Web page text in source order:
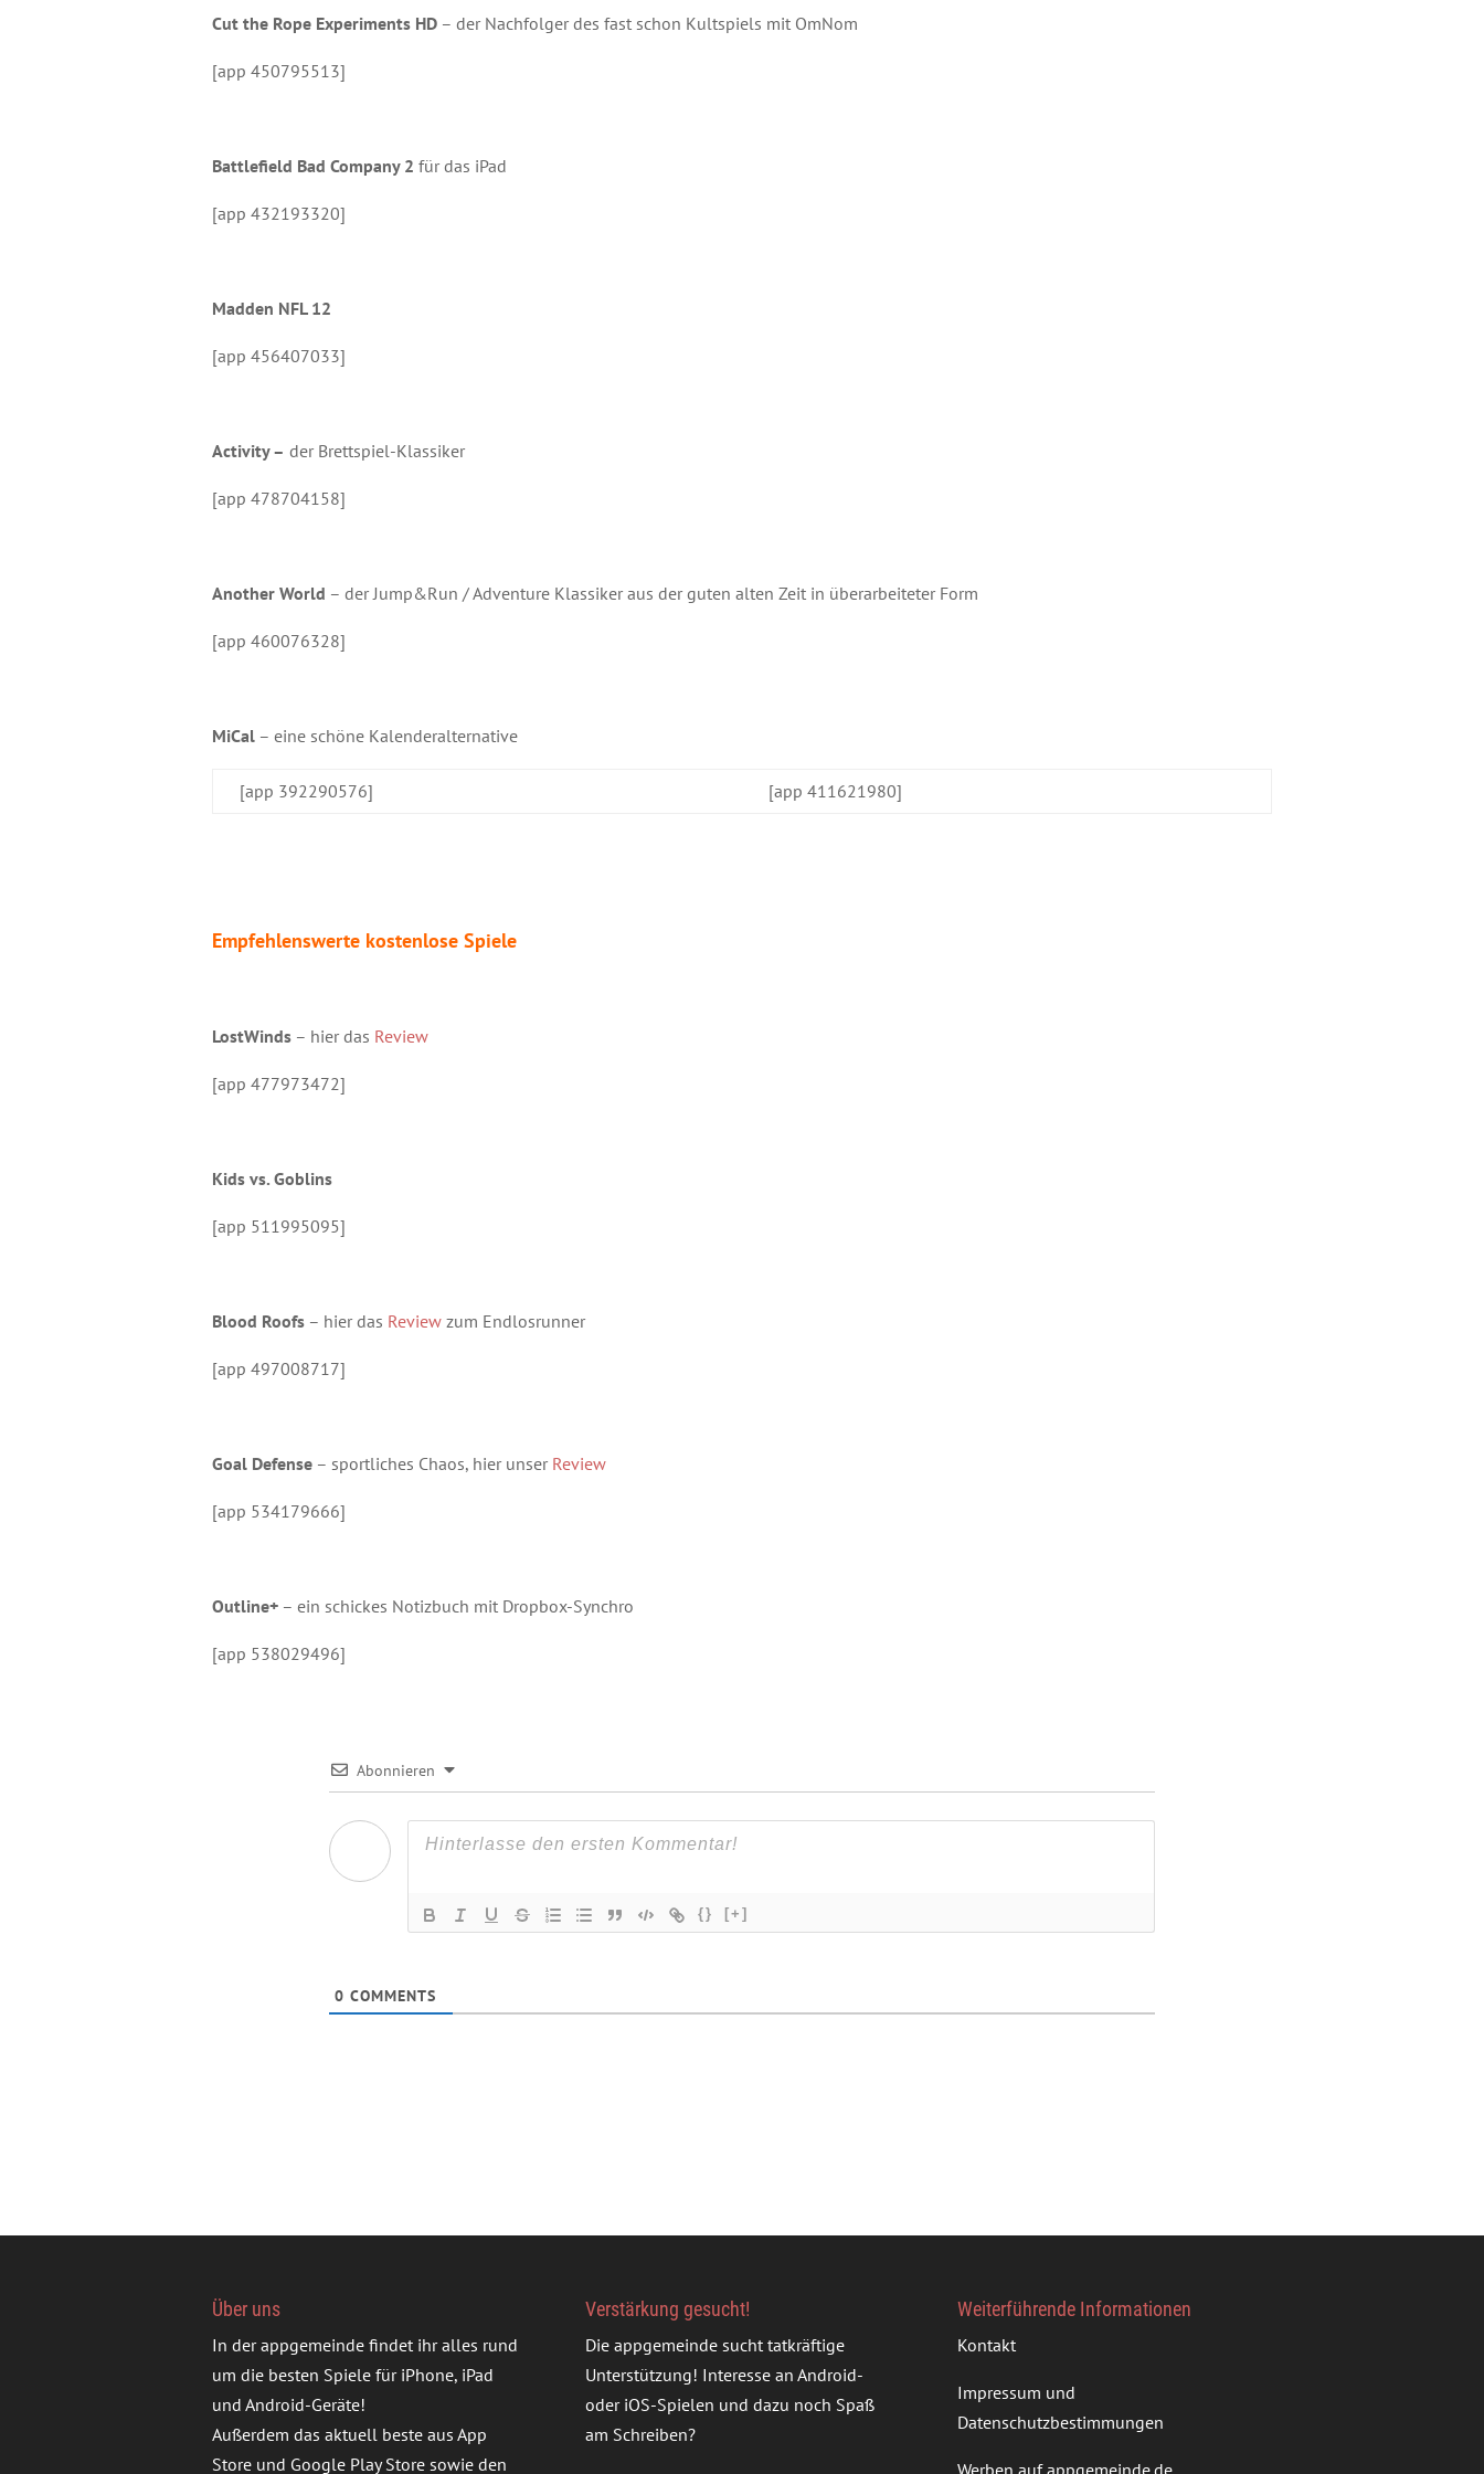
Cut the Rope Experiments HD – der Nachfolger des fast schon Kultspiels mit OmNom
[app 450795513]
Battlefield Bad Company 2 für das iPad
[app 432193320]
Madden NFL 12
[app 456407033]
Activity – der Brettspiel-Klassiker
[app 478704158]
Another World – der Jump&Run / Adventure Klassiker aus der guten alten Zeit in überarbeiteter Form
[app 460076328]
MiCal – eine schöne Kalenderalternative
[app 392290576] [app 411621980]
Empfehlenswerte kostenlose Spiele
LostWinds – hier das Review
[app 477973472]
Kids vs. Goblins
[app 511995095]
Blood Roofs – hier das Review zum Endlosrunner
[app 497008717]
Goal Defense – sportliches Chaos, hier unser Review
[app 534179666]
Outline+ – ein schickes Notizbuch mit Dropbox-Synchro
[app 538029496]
Abonnieren
{} [+]
0 COMMENTS
Über uns
In der appgemeinde findet ihr alles rund
um die besten Spiele für iPhone, iPad
und Android-Geräte!
Außerdem das aktuell beste aus App
Store und Google Play Store sowie den
Verstärkung gesucht!
Die appgemeinde sucht tatkräftige
Unterstützung! Interesse an Android-
oder iOS-Spielen und dazu noch Spaß
am Schreiben?
Weiterführende Informationen
Kontakt
Impressum und
Datenschutzbestimmungen
Werben auf appgemeinde.de